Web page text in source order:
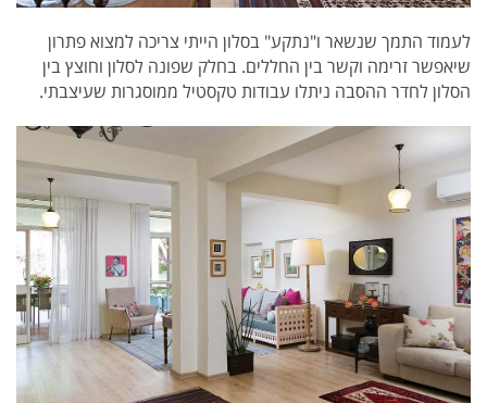
לעמוד התמך שנשאר ו"נתקע" בסלון הייתי צריכה למצוא פתרון
שיאפשר זרימה וקשר בין החללים. בחלק שפונה לסלון וחוצץ בין
הסלון לחדר ההסבה ניתלו עבודות טקסטיל ממוסגרות שעיצבתי.